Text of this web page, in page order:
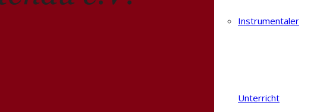
Instrumentaler
Unterricht